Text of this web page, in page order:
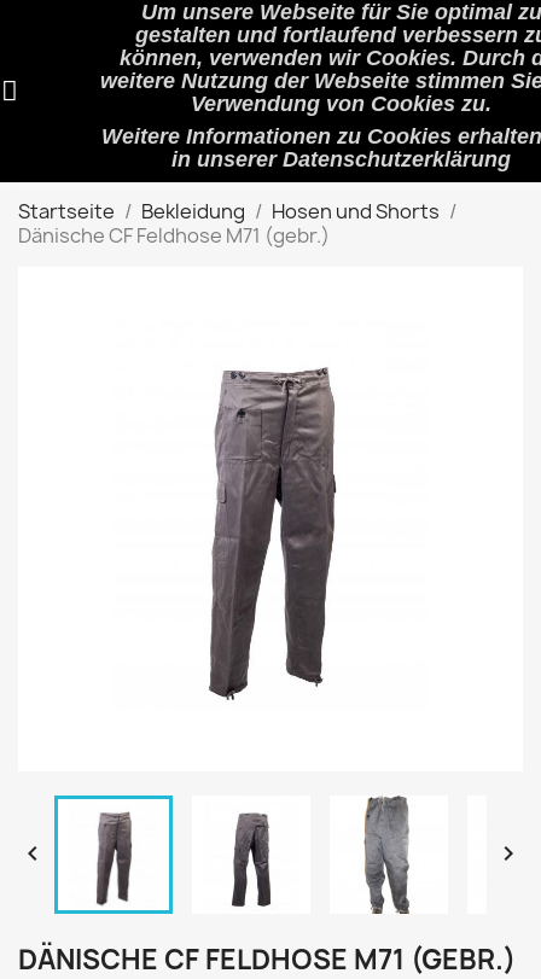
Um unsere Webseite für Sie optimal zu
gestalten und fortlaufend verbessern
können, verwenden wir Cookies. Durch
weitere Nutzung der Webseite stimmen
Verwendung von Cookies zu.
Weitere Informationen zu Cookies
in unserer Datenschutzerklärung
shopping_cart(0)

Startseite Bekleidung
Hosen und Shorts
Dänische CF Feldhose M71 (gebr.)
 
DÄNISCHE CF FELDHOSE M71 (GEBR.)